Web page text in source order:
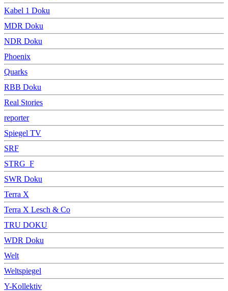
Kabel 1 Doku
MDR Doku
NDR Doku
Phoenix
Quarks
RBB Doku
Real Stories
reporter
Spiegel TV
SRF
STRG_F
SWR Doku
Terra X
Terra X Lesch & Co
TRU DOKU
WDR Doku
Welt
Weltspiegel
Y-Kollektiv